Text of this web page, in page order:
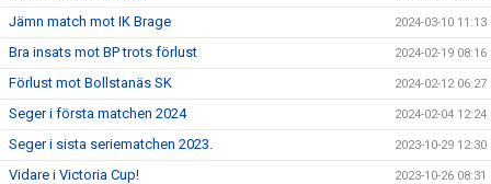
Jämn match mot IK Brage 2024-03-10 11:13
Bra insats mot BP trots förlust 2024-02-19 08:16
Förlust mot Bollstanäs SK 2024-02-12 06:27
Seger i första matchen 2024 2024-02-04 12:24
Seger i sista seriematchen 2023. 2023-10-29 12:30
Vidare i Victoria Cup! 2023-10-26 08:31